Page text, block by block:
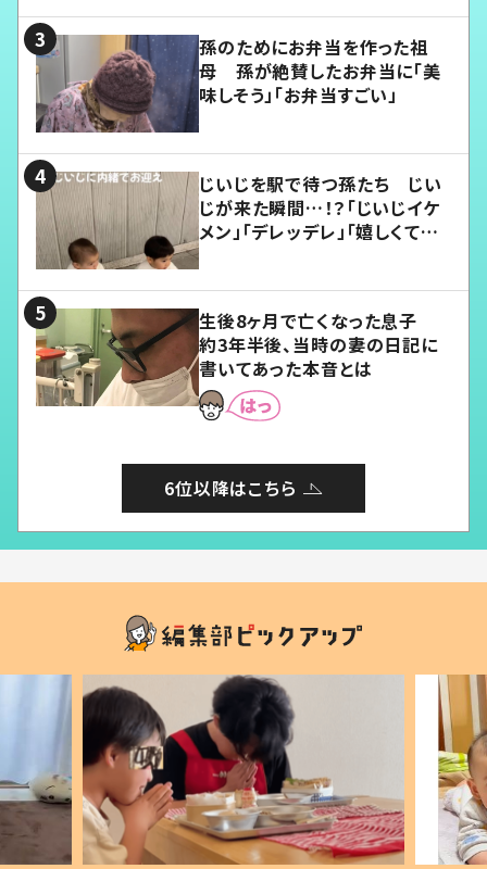
孫のためにお弁当を作った祖
母 孫が絶賛したお弁当に「美
味しそう」「お弁当すごい」
じいじを駅で待つ孫たち じい
じが来た瞬間…！？「じいじイケ
メン」「デレッデレ」「嬉しくて可
生後8ヶ月で亡くなった息子
約3年半後、当時の妻の日記に
書いてあった本音とは
6位以降はこちら